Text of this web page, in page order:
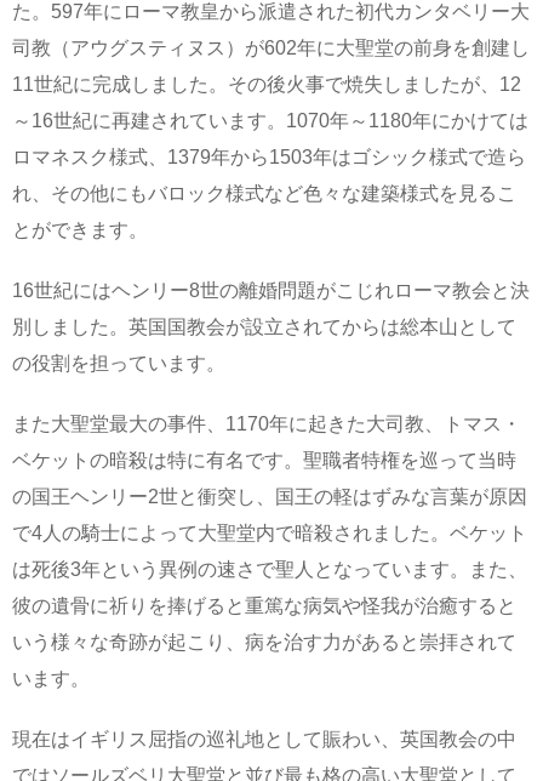
た。597年にローマ教皇から派遣された初代カンタベリー大
司教（アウグスティヌス）が602年に大聖堂の前身を創建し
11世紀に完成しました。その後火事で焼失しましたが、12
～16世紀に再建されています。1070年～1180年にかけては
ロマネスク様式、1379年から1503年はゴシック様式で造ら
れ、その他にもバロック様式など色々な建築様式を見るこ
とができます。
16世紀にはヘンリー8世の離婚問題がこじれローマ教会と決
別しました。英国国教会が設立されてからは総本山として
の役割を担っています。
また大聖堂最大の事件、1170年に起きた大司教、トマス・
ベケットの暗殺は特に有名です。聖職者特権を巡って当時
の国王ヘンリー2世と衝突し、国王の軽はずみな言葉が原因
で4人の騎士によって大聖堂内で暗殺されました。ベケット
は死後3年という異例の速さで聖人となっています。また、
彼の遺骨に祈りを捧げると重篤な病気や怪我が治癒すると
いう様々な奇跡が起こり、病を治す力があると崇拝されて
います。
現在はイギリス屈指の巡礼地として賑わい、英国教会の中
ではソールズベリ大聖堂と並び最も格の高い大聖堂として